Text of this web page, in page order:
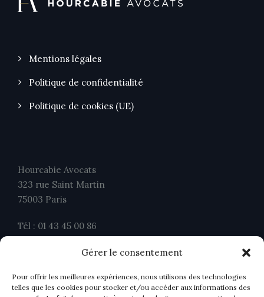
Gérer le consentement
Pour offrir les meilleures expériences, nous utilisons des technologies
telles que les cookies pour stocker et/ou accéder aux informations des
Mentions légales
Politique de confidentialité
Politique de cookies (UE)
Hourcabie Avocats
323 rue Saint Martin
75003 Paris
Tél : 01 43 45 00 86
contact@ahavocats.fr